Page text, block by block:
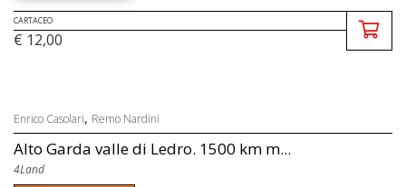
CARTACEO
€ 12,00
Enrico Casolari, Remo Nardini
Alto Garda valle di Ledro. 1500 km m...
4Land